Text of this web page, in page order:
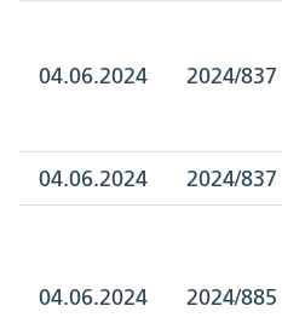
04.06.2024 2024/837
04.06.2024 2024/837
04.06.2024 2024/885